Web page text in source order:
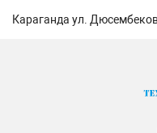
Караганда ул.